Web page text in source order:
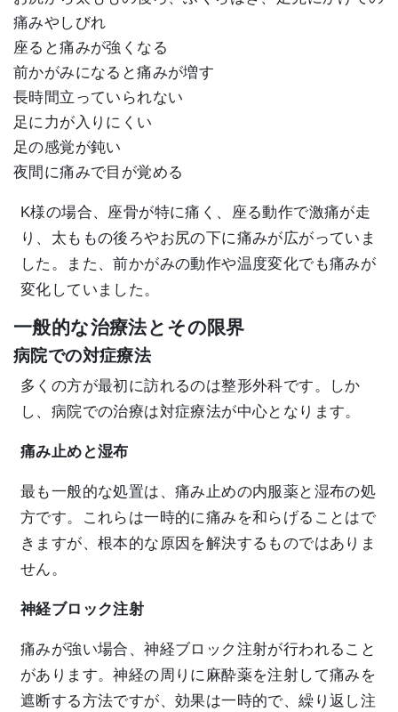
痛みやしびれ
座ると痛みが強くなる
前かがみになると痛みが増す
長時間立っていられない
足に力が入りにくい
足の感覚が鈍い
夜間に痛みで目が覚める
K様の場合、座骨が特に痛く、座る動作で激痛が走
り、太ももの後ろやお尻の下に痛みが広がっていま
した。また、前かがみの動作や温度変化でも痛みが
変化していました。
一般的な治療法とその限界
病院での対症療法
多くの方が最初に訪れるのは整形外科です。しか
し、病院での治療は対症療法が中心となります。
痛み止めと湿布
最も一般的な処置は、痛み止めの内服薬と湿布の処
方です。これらは一時的に痛みを和らげることはで
きますが、根本的な原因を解決するものではありま
せん。
神経ブロック注射
痛みが強い場合、神経ブロック注射が行われること
があります。神経の周りに麻酔薬を注射して痛みを
遮断する方法ですが、効果は一時的で、繰り返し注